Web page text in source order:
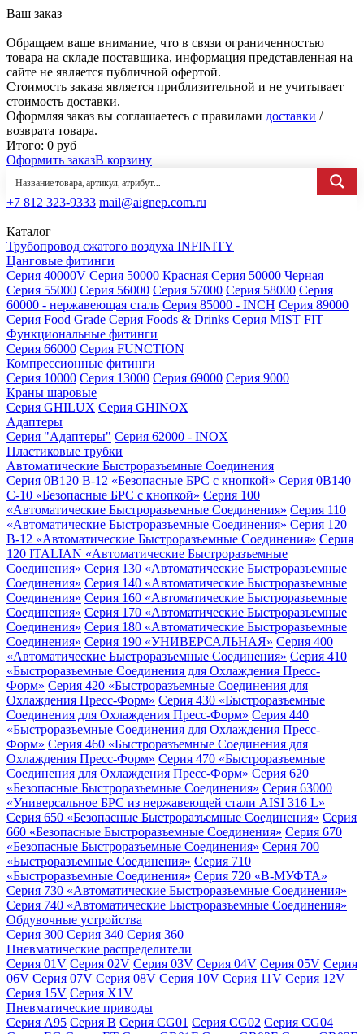
Ваш заказ
Обращаем ваше внимание, что в связи ограниченностью
товара на складе поставщика, информация представленная на
сайте не является публичной офертой.
Стоимость заказа является приблизительной и не учитывает
стоимость доставки.
Оформляя заказ вы соглашаетесь с правилами доставки /
возврата товара.
Итого: 0 руб
Оформить заказВ корзину
+7 812 323-9333 mail@aignep.com.ru
Каталог
Трубопровод сжатого воздуха INFINITY
Цанговые фитинги
Серия 40000V Серия 50000 Красная Серия 50000 Черная
Серия 55000 Серия 56000 Серия 57000 Серия 58000 Серия
60000 - нержавеющая сталь Серия 85000 - INCH Серия 89000
Серия Food Grade Серия Foods & Drinks Серия MIST FIT
Функциональные фитинги
Серия 66000 Серия FUNCTION
Компрессионные фитинги
Серия 10000 Серия 13000 Серия 69000 Серия 9000
Краны шаровые
Серия GHILUX Серия GHINOX
Адаптеры
Серия "Адаптеры" Серия 62000 - INOX
Пластиковые трубки
Автоматические Быстроразъемные Соединения
Серия 0B120 B-12 «Безопасные БРС с кнопкой» Серия 0B140
C-10 «Безопасные БРС с кнопкой» Серия 100
«Автоматические Быстроразъемные Соединения» Серия 110
«Автоматические Быстроразъемные Соединения» Серия 120
B-12 «Автоматические Быстроразъемные Соединения» Серия
120 ITALIAN «Автоматические Быстроразъемные
Соединения» Серия 130 «Автоматические Быстроразъемные
Соединения» Серия 140 «Автоматические Быстроразъемные
Соединения» Серия 160 «Автоматические Быстроразъемные
Соединения» Серия 170 «Автоматические Быстроразъемные
Соединения» Серия 180 «Автоматические Быстроразъемные
Соединения» Серия 190 «УНИВЕРСАЛЬНАЯ» Серия 400
«Автоматические Быстроразъемные Соединения» Серия 410
«Быстроразъемные Соединения для Охлаждения Пресс-
Форм» Серия 420 «Быстроразъемные Соединения для
Охлаждения Пресс-Форм» Серия 430 «Быстроразъемные
Соединения для Охлаждения Пресс-Форм» Серия 440
«Быстроразъемные Соединения для Охлаждения Пресс-
Форм» Серия 460 «Быстроразъемные Соединения для
Охлаждения Пресс-Форм» Серия 470 «Быстроразъемные
Соединения для Охлаждения Пресс-Форм» Серия 620
«Безопасные Быстроразъемные Соединения» Серия 63000
«Универсальное БРС из нержавеющей стали AISI 316 L»
Серия 650 «Безопасные Быстроразъемные Соединения» Серия
660 «Безопасные Быстроразъемные Соединения» Серия 670
«Безопасные Быстроразъемные Соединения» Серия 700
«Быстроразъемные Соединения» Серия 710
«Быстроразъемные Соединения» Серия 720 «B-МУФТА»
Серия 730 «Автоматические Быстроразъемные Соединения»
Серия 740 «Автоматические Быстроразъемные Соединения»
Обдувочные устройства
Серия 300 Серия 340 Серия 360
Пневматические распределители
Серия 01V Серия 02V Серия 03V Серия 04V Серия 05V Серия
06V Серия 07V Серия 08V Серия 10V Серия 11V Серия 12V
Серия 15V Серия X1V
Пневматические приводы
Серия A95 Серия B Серия CG01 Серия CG02 Серия CG04